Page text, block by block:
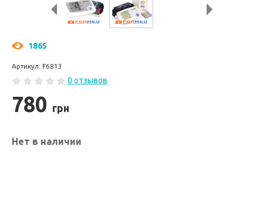
1865
Артикул: F6813
0 отзывов
780 грн
Нет в наличии